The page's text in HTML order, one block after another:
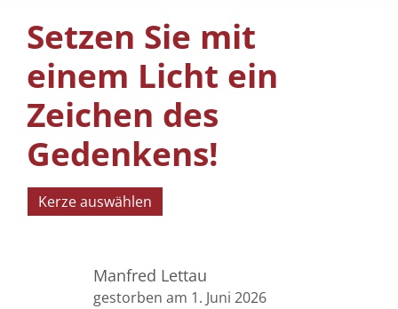
Setzen Sie mit
einem Licht ein
Zeichen des
Gedenkens!
Kerze auswählen
Manfred Lettau
gestorben am 1. Juni 2026